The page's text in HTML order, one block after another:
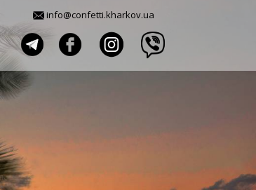
info@confetti.kharkov.ua